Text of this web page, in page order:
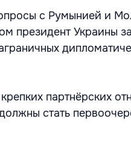
с Румынией и
президент Украины
партнёрских
стать